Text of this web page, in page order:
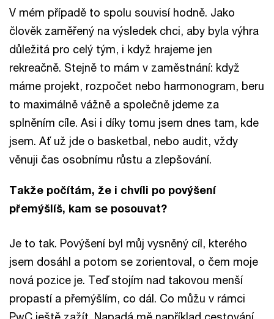
V mém případě to spolu souvisí hodně. Jako
člověk zaměřený na výsledek chci, aby byla výhra
důležitá pro celý tým, i když hrajeme jen
rekreačně. Stejně to mám v zaměstnání: když
máme projekt, rozpočet nebo harmonogram, beru
to maximálně vážně a společně jdeme za
splněním cíle. Asi i díky tomu jsem dnes tam, kde
jsem. Ať už jde o basketbal, nebo audit, vždy
věnuji čas osobnímu růstu a zlepšování.
Takže počítám, že i chvíli po povýšení
přemýšlíš, kam se posouvat?
Je to tak. Povýšení byl můj vysněný cíl, kterého
jsem dosáhl a potom se zorientoval, o čem moje
nová pozice je. Teď stojím nad takovou menší
propastí a přemýšlím, co dál. Co můžu v rámci